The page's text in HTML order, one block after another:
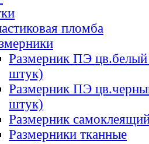
пломба
Размерник ПЭ цв.белый
штук)
Размерник ПЭ
штук)
Размерник
Размерники тканные